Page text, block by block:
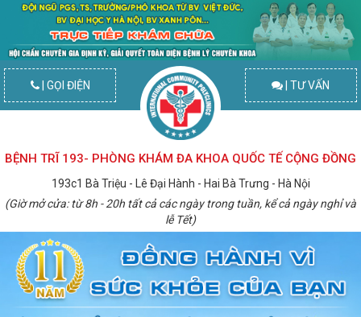
| GỌI ĐIỆN | TƯ VẤN
BỆNH TRĨ 193- PHÒNG KHÁM ĐA KHOA QUỐC TẾ CỘNG ĐỒNG
193c1 Bà Triệu - Lê Đại Hành - Hai Bà Trưng - Hà Nội
(Giờ mở cửa: từ 8h - 20h tất cả các ngày trong tuần, kể cả ngày nghỉ và
lễ Tết)